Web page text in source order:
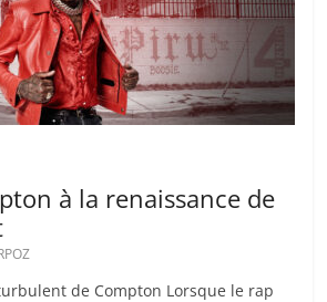
à la renaissance de
de Compton Lorsque le rap